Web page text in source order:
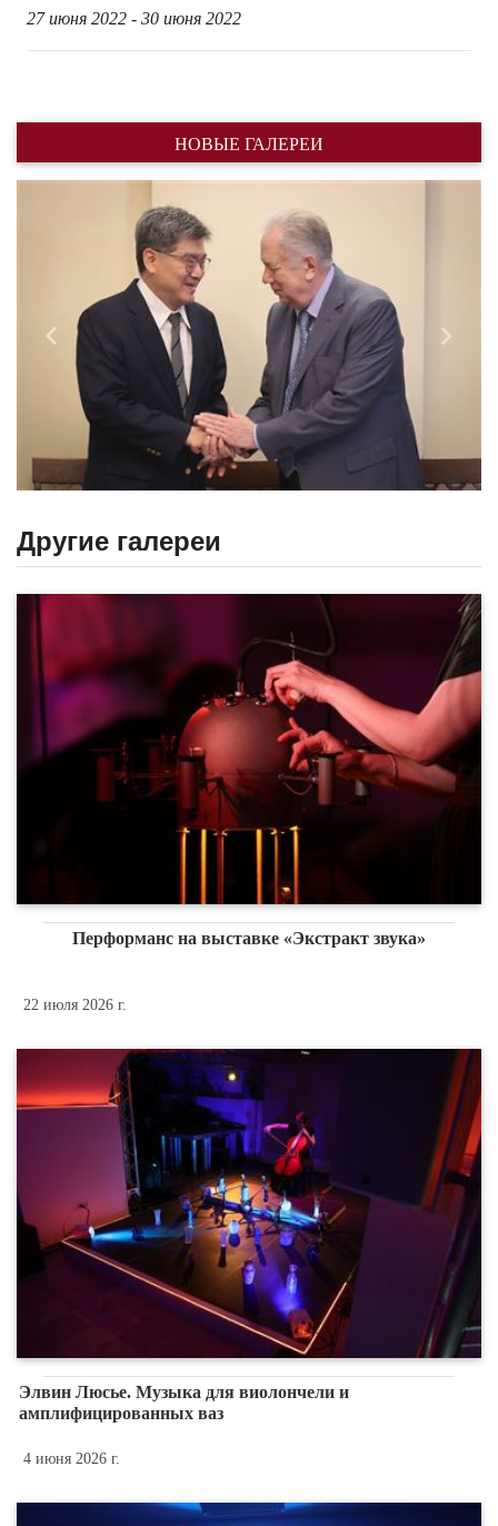
27 июня 2022 - 30 июня 2022
НОВЫЕ ГАЛЕРЕИ
Назад
Другие галереи
Перформанс на выставке «Экстракт звука»
22 июля 2026 г.
Элвин Люсье. Музыка для виолончели и
амплифицированных ваз
4 июня 2026 г.